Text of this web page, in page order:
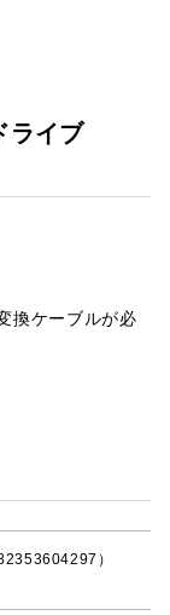
ライブ
換ケーブルが必
）